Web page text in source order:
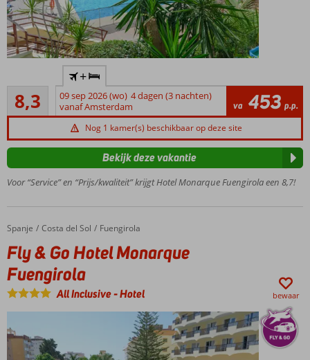
loopafstand
van het
strand
avond
wandelen
over de
boulevard
Center
met
een
sauna
en
Turks
makkelijk
te
8,3
Zeer goed
34
beoordelingen
+
09 sep 2026 (wo) 4 dagen (3 nachten)
vanaf Amsterdam
va 453 p.p.
Nog 1 kamer(s) beschikbaar op deze site
Voor “Service” en “Prijs/kwaliteit” krijgt Hotel Monarque Fuengirola een 8,7!
Bekijk deze vakantie
Home
Spanje Costa del Sol Fuengirola
Fly & Go Hotel Monarque Fuengirola
Fly & Go Hotel Monarque
Fuengirola
All Inclusive-Hotel bewaar